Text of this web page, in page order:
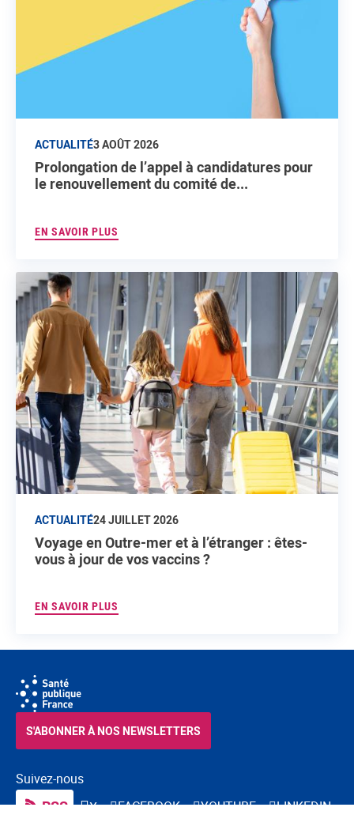
ACTUALITÉ3 AOÛT 2026
Prolongation de l’appel à candidatures pour
le renouvellement du comité de...
EN SAVOIR PLUS
ACTUALITÉ24 JUILLET 2026
Voyage en Outre-mer et à l’étranger : êtes-
vous à jour de vos vaccins ?
EN SAVOIR PLUS
Suivez-nous
RSS X FACEBOOK YOUTUBE LINKEDIN
S'ABONNER À NOS NEWSLETTERS